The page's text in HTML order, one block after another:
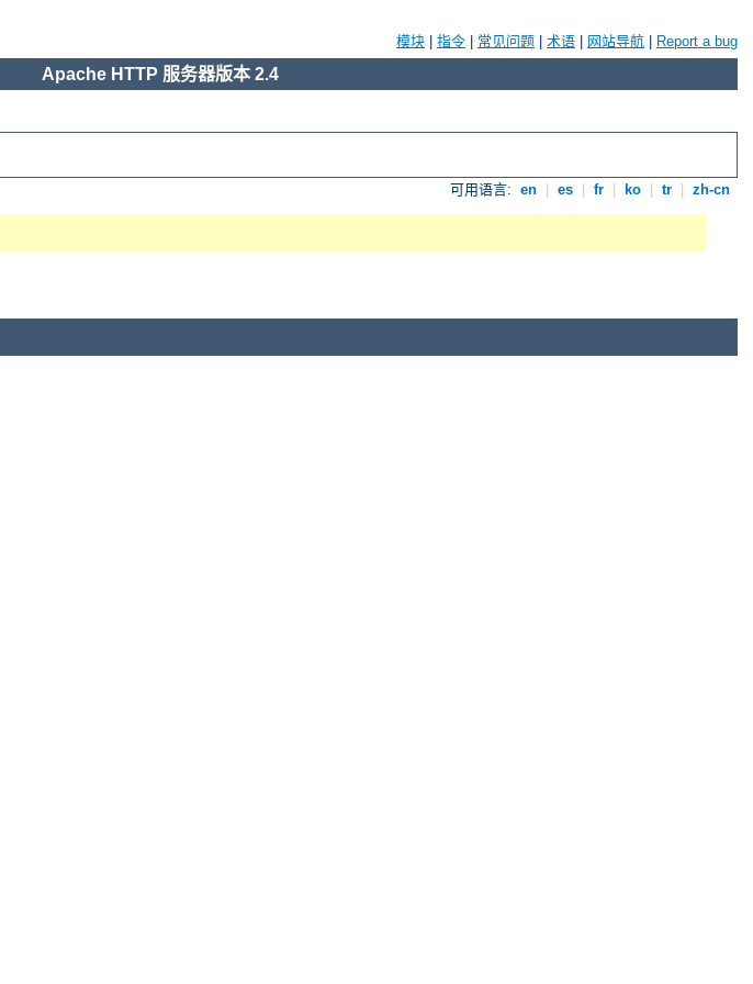
模块 指令 常见问题 术语 网站导航 Report a bug
Apache HTTP 服务器版本 2.4
可用语言: en es fr ko tr zh-cn